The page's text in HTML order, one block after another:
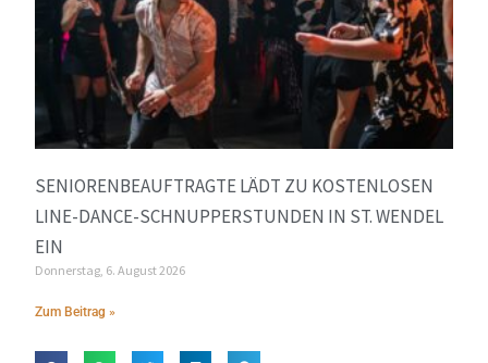
SENIORENBEAUFTRAGTE LÄDT ZU KOSTENLOSEN
LINE-DANCE-SCHNUPPERSTUNDEN IN ST. WENDEL
EIN
Donnerstag, 6. August 2026
Zum Beitrag »